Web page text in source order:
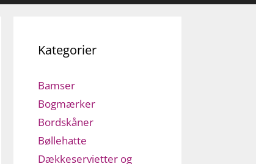
Kategorier
Bamser
Bogmærker
Bordskåner
Bøllehatte
Dækkeservietter og